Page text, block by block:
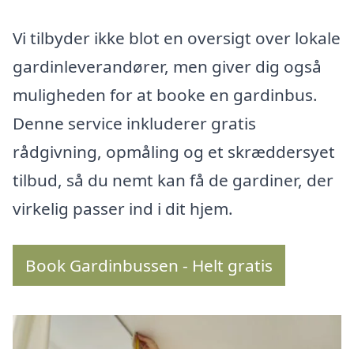
Vi tilbyder ikke blot en oversigt over lokale
gardinleverandører, men giver dig også
muligheden for at booke en gardinbus.
Denne service inkluderer gratis
rådgivning, opmåling og et skræddersyet
tilbud, så du nemt kan få de gardiner, der
virkelig passer ind i dit hjem.
Book Gardinbussen - Helt gratis